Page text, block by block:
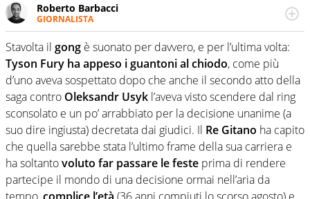
Roberto Barbacci
GIORNALISTA
Giornalista (pubblicista) sportivo a tutto campo, è il
tuttologo di Virgilio Sport. Provate a chiedergli di boxe, di
scherma, di volley o di curling: ve ne farà innamorare
Stavolta il gong è suonato per davvero, e per l’ultima volta:
Tyson Fury ha appeso i guantoni al chiodo, come più
d’uno aveva sospettato dopo che anche il secondo atto della
saga contro Oleksandr Usyk l’aveva visto scendere dal ring
sconsolato e un po’ arrabbiato per la decisione unanime (a
suo dire ingiusta) decretata dai giudici. Il Re Gitano ha capito
che quella sarebbe stata l’ultimo frame della sua carriera e
ha soltantovoluto far passare le feste prima di rendere
partecipe il mondo di una decisione ormai nell’aria da